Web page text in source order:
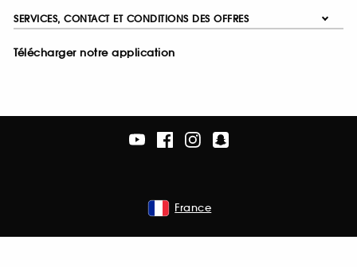
SERVICES, CONTACT ET CONDITIONS DES OFFRES
Télécharger notre application
France